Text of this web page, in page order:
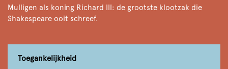
Mulligen als koning Richard III: de grootste klootzak die
Shakespeare ooit schreef.
Toegankelijkheid